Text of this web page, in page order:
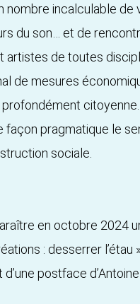
nombre incalculable
du son… et de
artistes de toutes
de mesures
profondément citoyenne.
façon pragmatique le
sociale.
en octobre 2024
: desserrer l’étau
postface